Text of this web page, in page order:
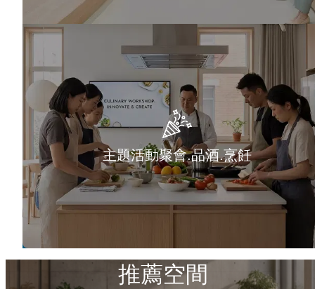
主題活動聚會.品酒.烹飪
推薦空間